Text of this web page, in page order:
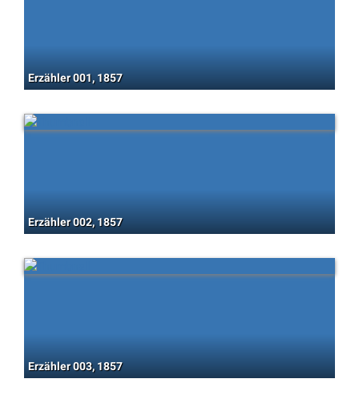
Erzähler 001, 1857
Erzähler 002, 1857
Erzähler 003, 1857